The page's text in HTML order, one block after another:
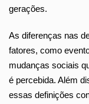
gerações.
As diferenças nas
fatores, como
mudanças sociais
é percebida. Além
essas definições